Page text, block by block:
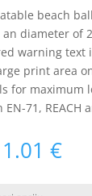
beach
diameter of
warning text
print area
for maximum
71, REACH
1.01 €